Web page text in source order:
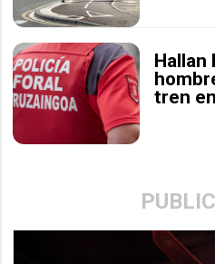
Hallan
tren